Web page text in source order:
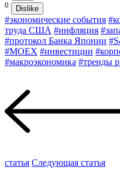
0
Dislike
#экономические события
труда США #инфляция
#протокол Банка Японии
#MOEX #инвестиции
#макроэкономика #тренды
статья Следующая статья